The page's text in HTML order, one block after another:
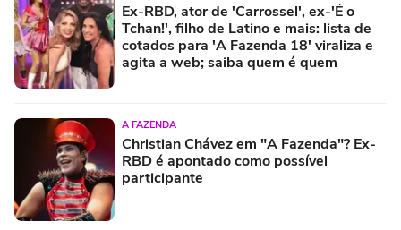
Ex-RBD, ator de 'Carrossel', ex-'É o
Tchan!', filho de Latino e mais: lista de
cotados para 'A Fazenda 18' viraliza e
agita a web; saiba quem é quem
A FAZENDA
Christian Chávez em "A Fazenda"? Ex-
RBD é apontado como possível
participante